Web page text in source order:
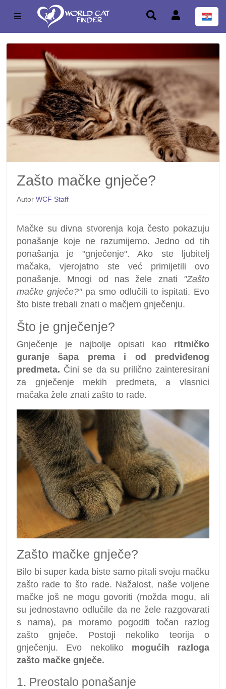
Zašto mačke gnječe?
Autor WCF Staff
Mačke su divna stvorenja koja često pokazuju
ponašanje koje ne razumijemo. Jedno od tih
ponašanja je "gnječenje". Ako ste ljubitelj
mačaka, vjerojatno ste već primijetili ovo
ponašanje. Mnogi od nas žele znati "Zašto
mačke gnječe?"pa smo odlučili to ispitati. Evo
što biste trebali znati o mačjem gnječenju.
Što je gnječenje?
Gnječenje je najbolje opisati kao ritmičko
guranje šapa prema i od predviđenog
predmeta. Čini se da su prilično zainteresirani
za gnječenje mekih predmeta, a vlasnici
mačaka žele znati zašto to rade.
Zašto mačke gnječe?
Bilo bi super kada biste samo pitali svoju mačku
zašto rade to što rade. Nažalost, naše voljene
mačke još ne mogu govoriti (možda mogu, ali
su jednostavno odlučile da ne žele razgovarati
s nama), pa moramo pogoditi točan razlog
zašto gnječe. Postoji nekoliko teorija o
gnječenju. Evo nekolikomogućih razloga
zašto mačke gnječe.
1. Preostalo ponašanje